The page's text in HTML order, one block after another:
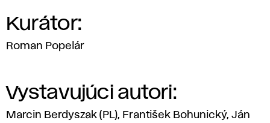
Kurátor:
Roman Popelár
Vystavujúci autori:
Marcin Berdyszak (PL), František Bohunický, Ján